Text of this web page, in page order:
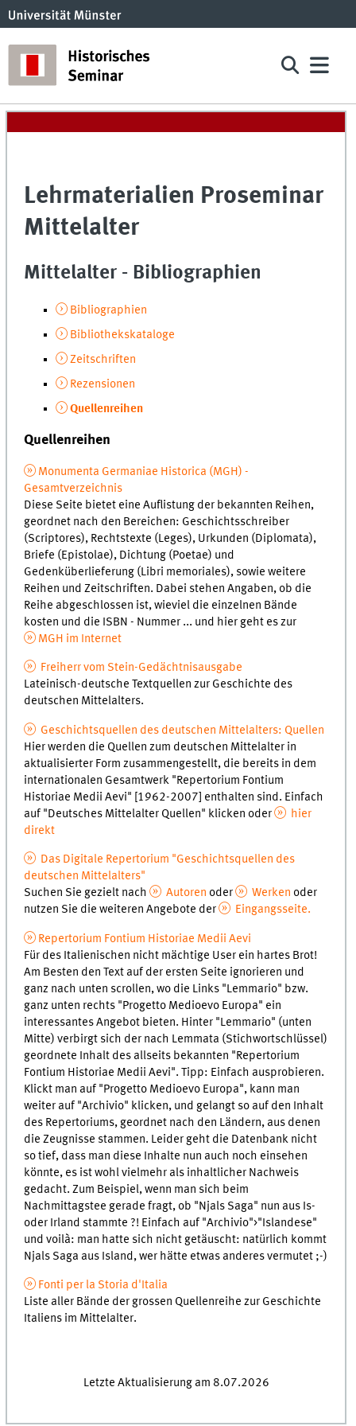
Lehrmaterialien Proseminar
Mittelalter
Mittelalter - Bibliographien
Bibliographien
Bibliothekskataloge
Zeitschriften
Rezensionen
Quellenreihen
Quellenreihen
Monumenta Germaniae Historica (MGH) -
Gesamtverzeichnis
Diese Seite bietet eine Auflistung der bekannten Reihen,
geordnet nach den Bereichen: Geschichtsschreiber
(Scriptores), Rechtstexte (Leges), Urkunden (Diplomata),
Briefe (Epistolae), Dichtung (Poetae) und
Gedenküberlieferung (Libri memoriales), sowie weitere
Reihen und Zeitschriften. Dabei stehen Angaben, ob die
Reihe abgeschlossen ist, wieviel die einzelnen Bände
kosten und die ISBN - Nummer ... und hier geht es zur
MGH im Internet
Freiherr vom Stein-Gedächtnisausgabe
Lateinisch-deutsche Textquellen zur Geschichte des
deutschen Mittelalters.
Geschichtsquellen des deutschen Mittelalters: Quellen
Hier werden die Quellen zum deutschen Mittelalter in
aktualisierter Form zusammengestellt, die bereits in dem
internationalen Gesamtwerk "Repertorium Fontium
Historiae Medii Aevi" [1962-2007] enthalten sind. Einfach
auf "Deutsches Mittelalter Quellen" klicken oder
hier
direkt
Das Digitale Repertorium "Geschichtsquellen des
deutschen Mittelalters"
Suchen Sie gezielt nach
Autoren oder Werken oder
nutzen Sie die weiteren Angebote der
Eingangsseite.
Repertorium Fontium Historiae Medii Aevi
Für des Italienischen nicht mächtige User ein hartes Brot!
Am Besten den Text auf der ersten Seite ignorieren und
ganz nach unten scrollen, wo die Links "Lemmario" bzw.
ganz unten rechts "Progetto Medioevo Europa" ein
interessantes Angebot bieten. Hinter "Lemmario" (unten
Mitte) verbirgt sich der nach Lemmata (Stichwortschlüssel)
geordnete Inhalt des allseits bekannten "Repertorium
Fontium Historiae Medii Aevi". Tipp: Einfach ausprobieren.
Klickt man auf "Progetto Medioevo Europa", kann man
weiter auf "Archivio" klicken, und gelangt so auf den Inhalt
des Repertoriums, geordnet nach den Ländern, aus denen
die Zeugnisse stammen. Leider geht die Datenbank nicht
so tief, dass man diese Inhalte nun auch noch einsehen
könnte, es ist wohl vielmehr als inhaltlicher Nachweis
gedacht. Zum Beispiel, wenn man sich beim
Nachmittagstee gerade fragt, ob "Njals Saga" nun aus Is-
oder Irland stammte ?! Einfach auf "Archivio">"Islandese"
und voilà: man hatte sich nicht getäuscht: natürlich kommt
Njals Saga aus Island, wer hätte etwas anderes vermutet ;-)
Fonti per la Storia d'Italia
Liste aller Bände der grossen Quellenreihe zur Geschichte
Italiens im Mittelalter.
Letzte Aktualisierung am 8.07.2026